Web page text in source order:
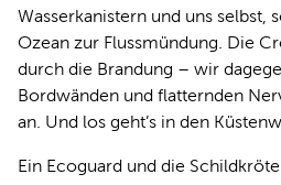
Wasserkanistern und uns selbst,
Ozean zur Flussmündung. Die
durch die Brandung – wir
Bordwänden und flatternden
an. Und los geht’s in den
Ein Ecoguard und die